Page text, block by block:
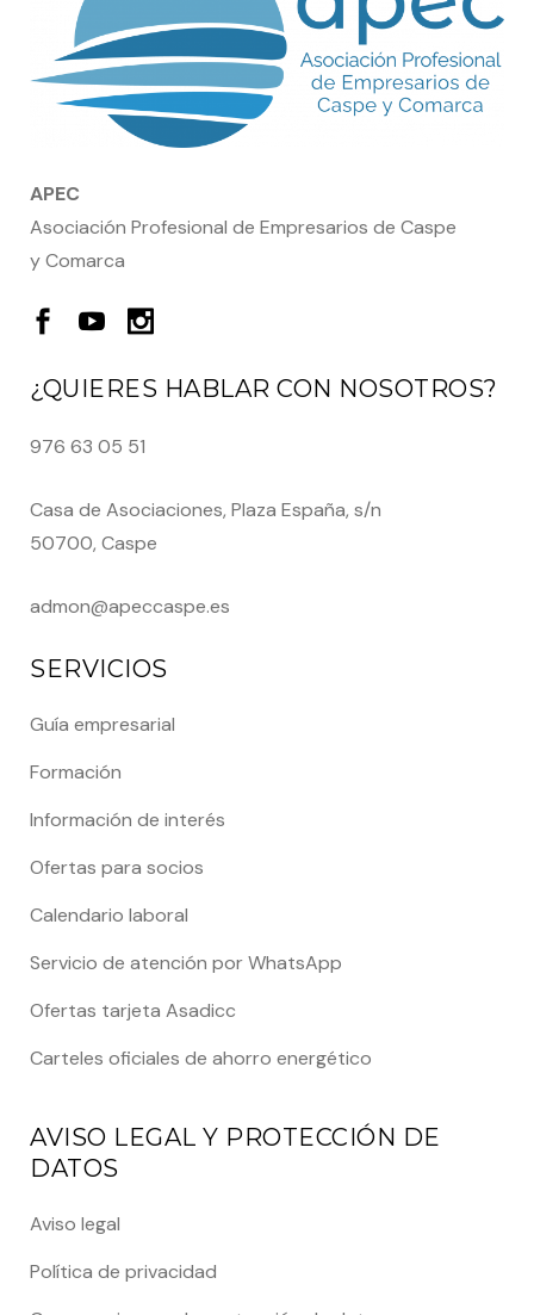
APEC
Asociación Profesional de Empresarios de Caspe
y Comarca
¿QUIERES HABLAR CON NOSOTROS?
976 63 05 51
Casa de Asociaciones, Plaza España, s/n
50700, Caspe
admon@apeccaspe.es
SERVICIOS
Guía empresarial
Formación
Información de interés
Ofertas para socios
Calendario laboral
Servicio de atención por WhatsApp
Ofertas tarjeta Asadicc
Carteles oficiales de ahorro energético
AVISO LEGAL Y PROTECCIÓN DE
DATOS
Aviso legal
Política de privacidad